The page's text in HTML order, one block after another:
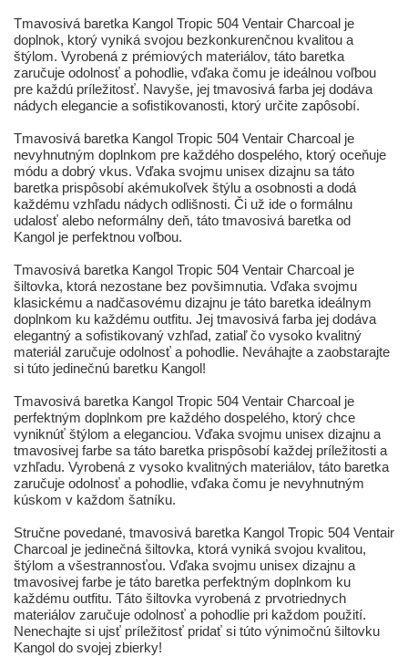
Tmavosivá baretka Kangol Tropic 504 Ventair Charcoal je
doplnok, ktorý vyniká svojou bezkonkurenčnou kvalitou a
štýlom. Vyrobená z prémiových materiálov, táto baretka
zaručuje odolnosť a pohodlie, vďaka čomu je ideálnou voľbou
pre každú príležitosť. Navyše, jej tmavosivá farba jej dodáva
nádych elegancie a sofistikovanosti, ktorý určite zapôsobí.
Tmavosivá baretka Kangol Tropic 504 Ventair Charcoal je
nevyhnutným doplnkom pre každého dospelého, ktorý oceňuje
módu a dobrý vkus. Vďaka svojmu unisex dizajnu sa táto
baretka prispôsobí akémukoľvek štýlu a osobnosti a dodá
každému vzhľadu nádych odlišnosti. Či už ide o formálnu
udalosť alebo neformálny deň, táto tmavosivá baretka od
Kangol je perfektnou voľbou.
Tmavosivá baretka Kangol Tropic 504 Ventair Charcoal je
šiltovka, ktorá nezostane bez povšimnutia. Vďaka svojmu
klasickému a nadčasovému dizajnu je táto baretka ideálnym
doplnkom ku každému outfitu. Jej tmavosivá farba jej dodáva
elegantný a sofistikovaný vzhľad, zatiaľ čo vysoko kvalitný
materiál zaručuje odolnosť a pohodlie. Neváhajte a zaobstarajte
si túto jedinečnú baretku Kangol!
Tmavosivá baretka Kangol Tropic 504 Ventair Charcoal je
perfektným doplnkom pre každého dospelého, ktorý chce
vyniknúť štýlom a eleganciou. Vďaka svojmu unisex dizajnu a
tmavosivej farbe sa táto baretka prispôsobí každej príležitosti a
vzhľadu. Vyrobená z vysoko kvalitných materiálov, táto baretka
zaručuje odolnosť a pohodlie, vďaka čomu je nevyhnutným
kúskom v každom šatníku.
Stručne povedané, tmavosivá baretka Kangol Tropic 504 Ventair
Charcoal je jedinečná šiltovka, ktorá vyniká svojou kvalitou,
štýlom a všestrannosťou. Vďaka svojmu unisex dizajnu a
tmavosivej farbe je táto baretka perfektným doplnkom ku
každému outfitu. Táto šiltovka vyrobená z prvotriednych
materiálov zaručuje odolnosť a pohodlie pri každom použití.
Nenechajte si ujsť príležitosť pridať si túto výnimočnú šiltovku
Kangol do svojej zbierky!